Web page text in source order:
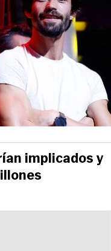
implicados y